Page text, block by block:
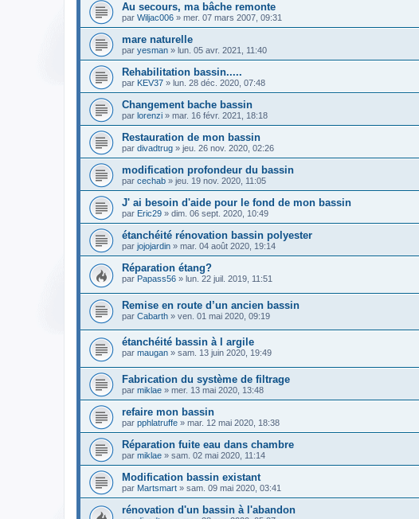
Au secours, ma bâche remonte
par Wiljac006 » mer. 07 mars 2007, 09:31
mare naturelle
par yesman » lun. 05 avr. 2021, 11:40
Rehabilitation bassin.....
par KEV37 » lun. 28 déc. 2020, 07:48
Changement bache bassin
par lorenzi » mar. 16 févr. 2021, 18:18
Restauration de mon bassin
par divadtrug » jeu. 26 nov. 2020, 02:26
modification profondeur du bassin
par cechab » jeu. 19 nov. 2020, 11:05
J' ai besoin d'aide pour le fond de mon bassin
par Eric29 » dim. 06 sept. 2020, 10:49
étanchéité rénovation bassin polyester
par jojojardin » mar. 04 août 2020, 19:14
Réparation étang?
par Papass56 » lun. 22 juil. 2019, 11:51
Remise en route d’un ancien bassin
par Cabarth » ven. 01 mai 2020, 09:19
étanchéité bassin à l argile
par maugan » sam. 13 juin 2020, 19:49
Fabrication du système de filtrage
par miklae » mer. 13 mai 2020, 13:48
refaire mon bassin
par pphlatruffe » mar. 12 mai 2020, 18:38
Réparation fuite eau dans chambre
par miklae » sam. 02 mai 2020, 11:14
Modification bassin existant
par Martsmart » sam. 09 mai 2020, 03:41
rénovation d'un bassin à l'abandon